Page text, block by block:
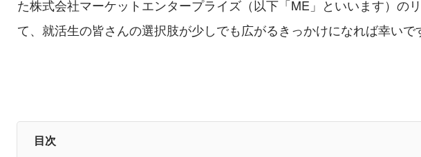
た株式会社マーケットエンタープライズ（以下「ME」といいます）の
て、就活生の皆さんの選択肢が少しでも広がるきっかけになれば幸いで
目次